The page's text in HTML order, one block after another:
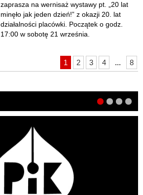
zaprasza na wernisaż wystawy pt. „20 lat
minęło jak jeden dzień!” z okazji 20. lat
działalności placówki. Początek o godz.
17:00 w sobotę 21 września.
1 2 3 4 ... 8